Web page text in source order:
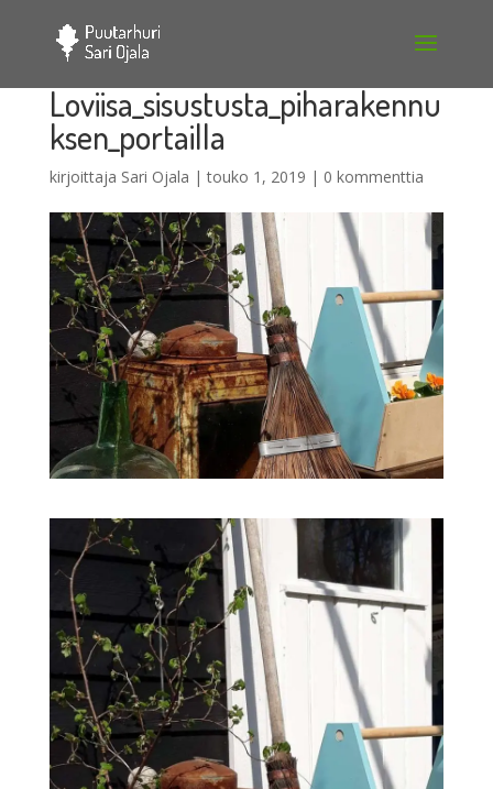
Loviisa_sisustusta_piharakennu
ksen_portailla
kirjoittaja Sari Ojala |touko 1, 2019 | 0 kommenttia